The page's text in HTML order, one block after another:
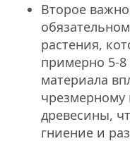
Второе
растения,
примерно 5-
материала
чрезмерному
древесины,
гниение и